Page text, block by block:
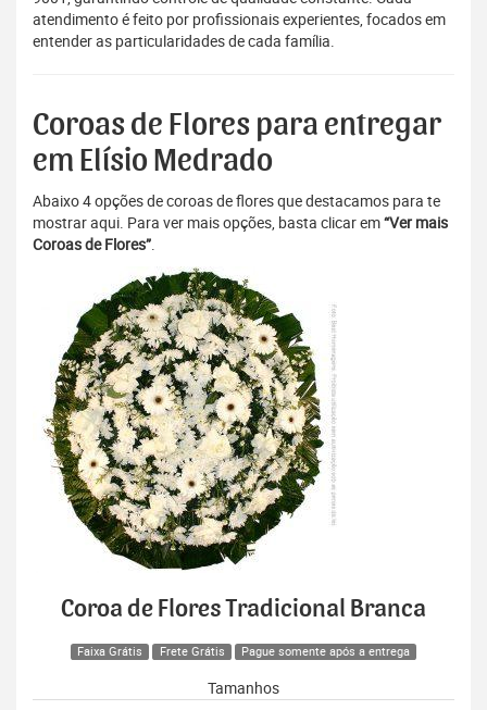
atendimento é feito por profissionais experientes, focados em
entender as particularidades de cada família.
Coroas de Flores para entregar
em Elísio Medrado
Abaixo 4 opções de coroas de flores que destacamos para te
mostrar aqui. Para ver mais opções, basta clicar em“Ver mais
Coroas de Flores”.
Coroa de Flores Tradicional Branca
Faixa Grátis Frete Grátis Pague somente após a entrega
Tamanhos